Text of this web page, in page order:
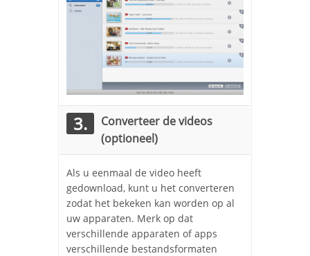
3.
Converteer de videos
(optioneel)
Als u eenmaal de video heeft
gedownload, kunt u het converteren
zodat het bekeken kan worden op al
uw apparaten. Merk op dat
verschillende apparaten of apps
verschillende bestandsformaten